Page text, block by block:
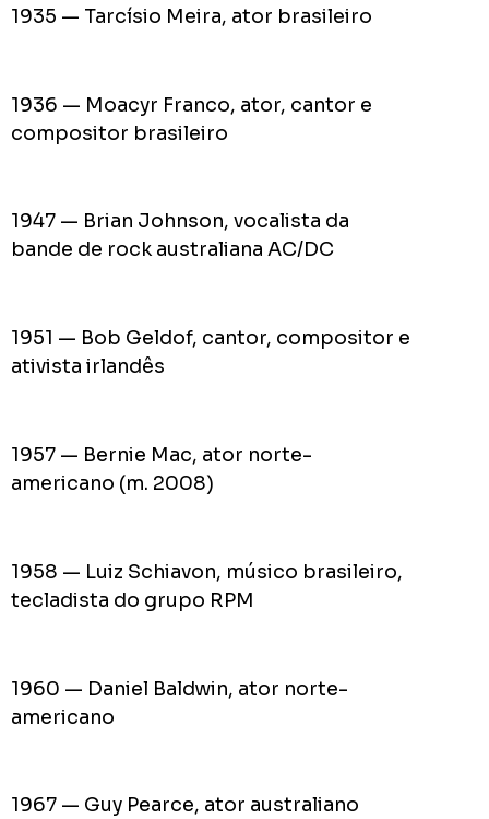
1935 — Tarcísio Meira, ator brasileiro
1936 — Moacyr Franco, ator, cantor e
compositor brasileiro
1947 — Brian Johnson, vocalista da
bande de rock australiana AC/DC
1951 — Bob Geldof, cantor, compositor e
ativista irlandês
1957 — Bernie Mac, ator norte-
americano (m. 2008)
1958 — Luiz Schiavon, músico brasileiro,
tecladista do grupo RPM
1960 — Daniel Baldwin, ator norte-
americano
1967 — Guy Pearce, ator australiano